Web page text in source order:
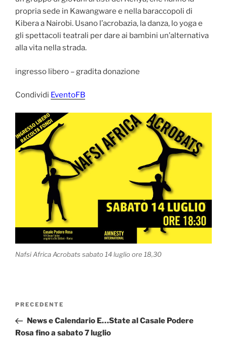
propria sede in Kawangware e nella baraccopoli di
Kibera a Nairobi. Usano l’acrobazia, la danza, lo yoga e
gli spettacoli teatrali per dare ai bambini un’alternativa
alla vita nella strada.
ingresso libero – gradita donazione
Condividi EventoFB
Nafsi Africa Acrobats sabato 14 luglio ore 18,30
Navigazione
Articolo
precedente:
PRECEDENTE
News e Calendario E…State al Casale Podere
Rosa fino a sabato 7 luglio